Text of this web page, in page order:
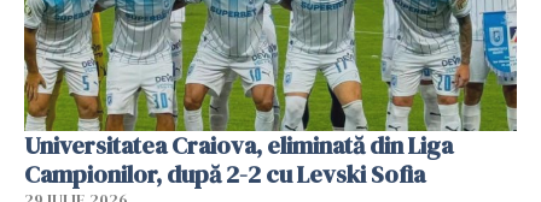
Universitatea Craiova, eliminată din Liga
Campionilor, după 2-2 cu Levski Sofia